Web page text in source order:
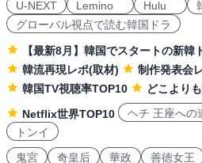
U-NEXT
Lemino Hulu
グローバル視点で読む韓国ドラ
【最新8月】韓国でスタートの新韓
韓流再現レポ(取材)
制作発表会
韓国TV視聴率TOP10
どこより
Netflix世界TOP10
ヘチ 王座への
トンイ
鬼宮
奇皇后 華政 善徳女王